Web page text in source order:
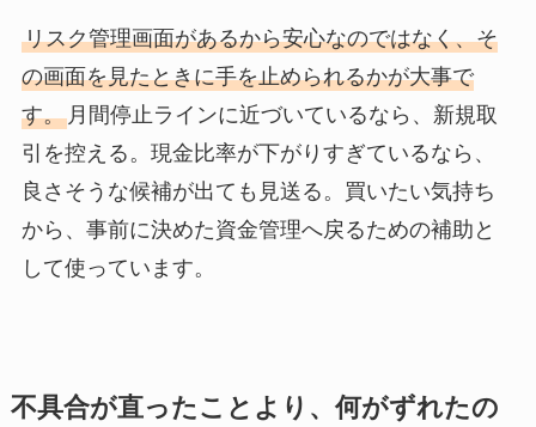
リスク管理画面があるから安心なのではなく、そ
の画面を見たときに手を止められるかが大事で
す。月間停止ラインに近づいているなら、新規取
引を控える。現金比率が下がりすぎているなら、
良さそうな候補が出ても見送る。買いたい気持ち
から、事前に決めた資金管理へ戻るための補助と
して使っています。
不具合が直ったことより、何がずれたの